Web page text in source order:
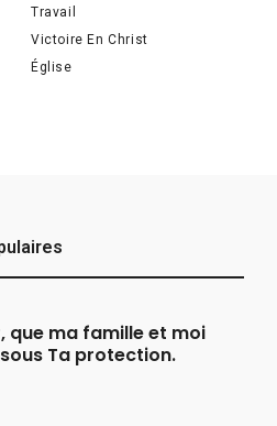
Travail
Victoire En Christ
Église
que ma famille et moi
Ta protection.